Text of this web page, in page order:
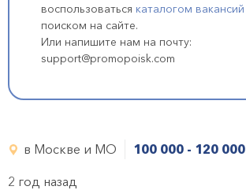
воспользоваться каталогом вакансий
поиском на сайте.
Или напишите нам на почту:
support@promopoisk.com
в Москве и МО 100 000 - 120 000
2 год назад